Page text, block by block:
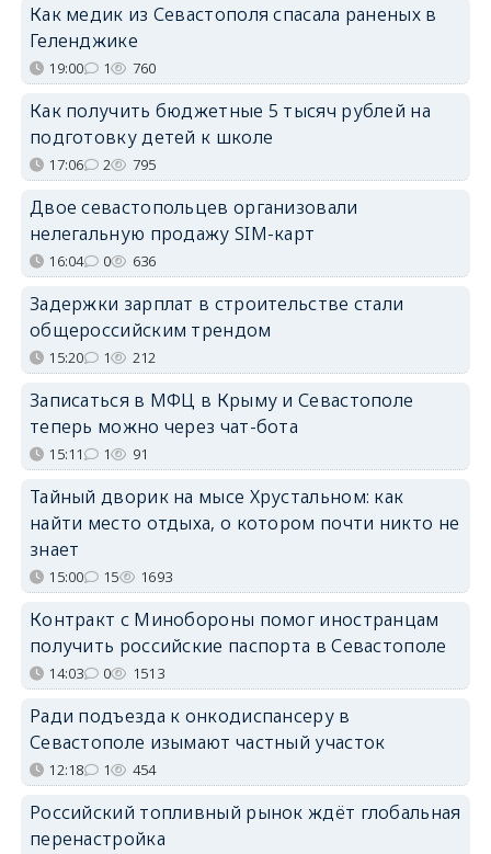
Как медик из Севастополя спасала раненых в
Геленджике
19:00 1 760
Как получить бюджетные 5 тысяч рублей на
подготовку детей к школе
17:06 2 795
Двое севастопольцев организовали
нелегальную продажу SIM-карт
16:04 0 636
Задержки зарплат в строительстве стали
общероссийским трендом
15:20 1 212
Записаться в МФЦ в Крыму и Севастополе
теперь можно через чат-бота
15:11 1 91
Тайный дворик на мысе Хрустальном: как
найти место отдыха, о котором почти никто не
знает
15:00 15 1693
Контракт с Минобороны помог иностранцам
получить российские паспорта в Севастополе
14:03 0 1513
Ради подъезда к онкодиспансеру в
Севастополе изымают частный участок
12:18 1 454
Российский топливный рынок ждёт глобальная
перенастройка